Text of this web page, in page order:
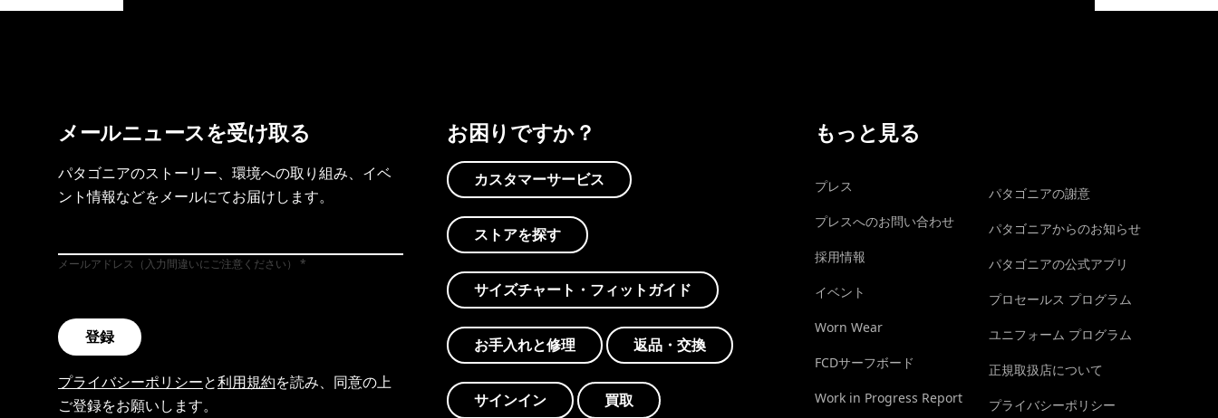
メールニュースを受け取る
パタゴニアのストーリー、環境への取り組み、イベ
ント情報などをメールにてお届けします。
メールアドレス（入力間違いにご注意ください）
登録
プライバシーポリシーと利用規約を読み、同意の上
ご登録をお願いします。
お困りですか？
カスタマーサービス
ストアを探す
サイズチャート・フィットガイド
お手入れと修理 返品・交換
サインイン 買取
もっと見る
プレス
プレスへのお問い合わせ
採用情報
イベント
Worn Wear
FCDサーフボード
Work in Progress Report
パタゴニアの謝意
パタゴニアからのお知らせ
パタゴニアの公式アプリ
プロセールス プログラム
ユニフォーム プログラム
正規取扱店について
プライバシーポリシー